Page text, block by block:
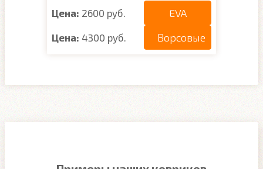
Цена: 2600 руб. EVA
Цена: 4300 руб. Ворсовые